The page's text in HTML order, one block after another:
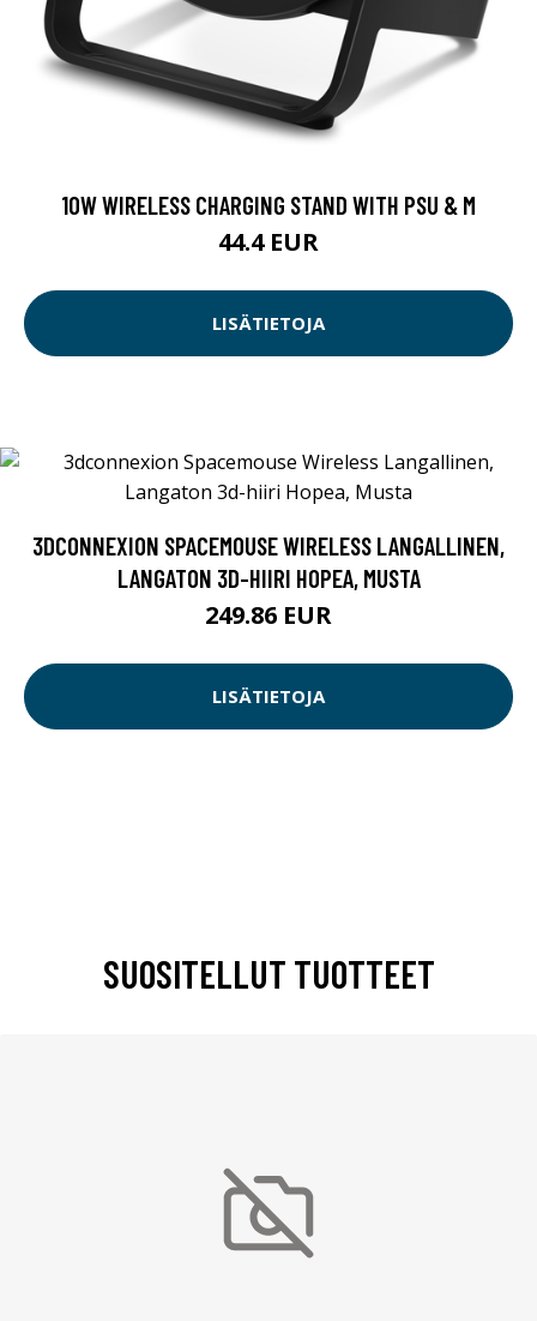
10W WIRELESS CHARGING STAND WITH PSU & M
44.4 EUR
LISÄTIETOJA
3DCONNEXION SPACEMOUSE WIRELESS LANGALLINEN,
LANGATON 3D-HIIRI HOPEA, MUSTA
249.86 EUR
LISÄTIETOJA
SUOSITELLUT TUOTTEET